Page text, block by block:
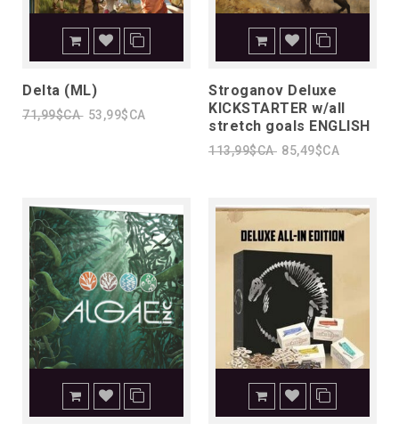
Delta (ML)
71,99$CA 53,99$CA
Stroganov Deluxe
KICKSTARTER w/all
stretch goals ENGLISH
113,99$CA 85,49$CA